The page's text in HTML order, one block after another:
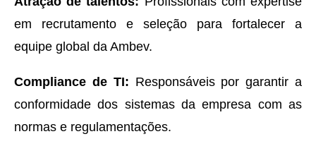
em recrutamento e seleção para fortalecer a
equipe global da Ambev.
Compliance de TI: Responsáveis por garantir a
conformidade dos sistemas da empresa com as
normas e regulamentações.